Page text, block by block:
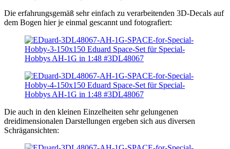
Die erfahrungsgemäß sehr einfach zu verarbeitenden 3D-Decals auf
dem Bogen hier je einmal gescannt und fotografiert:
Die auch in den kleinen Einzelheiten sehr gelungenen
dreidimensionalen Darstellungen ergeben sich aus diversen
Schrägansichten: